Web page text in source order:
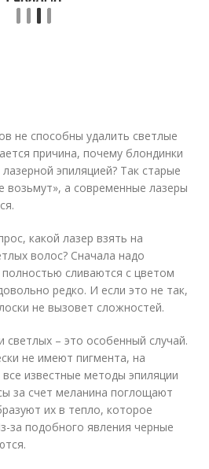
не способны удалить светлые
причина, почему блондинки
эпиляцией? Так старые
возьмут», а современные лазеры
какой лазер взять на
волос? Сначала надо
сливаются с цветом
редко. И если это не так,
не вызовет сложностей.
светлых – это особенный случай.
не имеют пигмента, на
известные методы эпиляции
за счет меланина поглощают
их в тепло, которое
за подобного явления черные